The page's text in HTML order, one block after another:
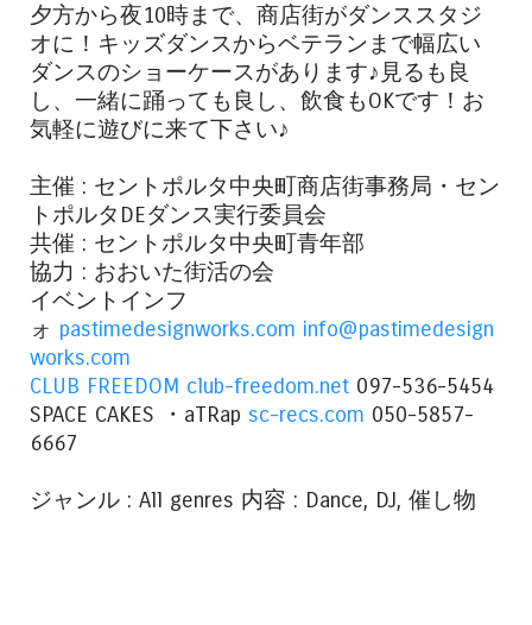
夕方から夜10時まで、商店街がダンススタジ
オに！キッズダンスからベテランまで幅広い
ダンスのショーケースがあります♪見るも良
し、一緒に踊っても良し、飲食もOKです！お
気軽に遊びに来て下さい♪
主催 : セントポルタ中央町商店街事務局・セン
トポルタDEダンス実行委員会
共催 : セントポルタ中央町青年部
協力 : おおいた街活の会
イベントインフ
ォ pastimedesignworks.com info@pastimedesign
works.com
CLUB FREEDOM club-freedom.net 097-536-5454
SPACE CAKES ・aTRap sc-recs.com 050-5857-
6667
ジャンル : All genres 内容 : Dance, DJ, 催し物